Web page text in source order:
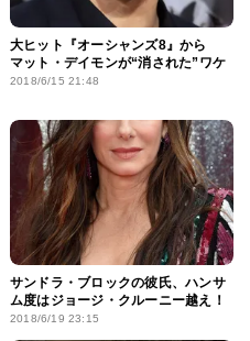
大ヒット『オーシャンズ8』から
マット・デイモンが“消された”ワケ
2018/6/15 21:48
サンドラ・ブロックの彼氏、ハンサ
ム度はジョージ・クルーニー越え！
2018/6/19 23:15